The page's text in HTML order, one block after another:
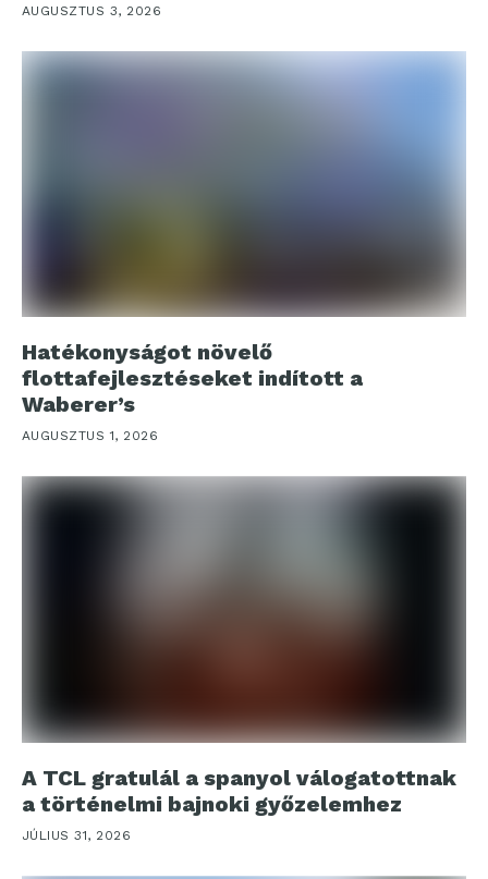
AUGUSZTUS 3, 2026
Hatékonyságot növelő
flottafejlesztéseket indított a
Waberer’s
AUGUSZTUS 1, 2026
A TCL gratulál a spanyol válogatottnak
a történelmi bajnoki győzelemhez
JÚLIUS 31, 2026